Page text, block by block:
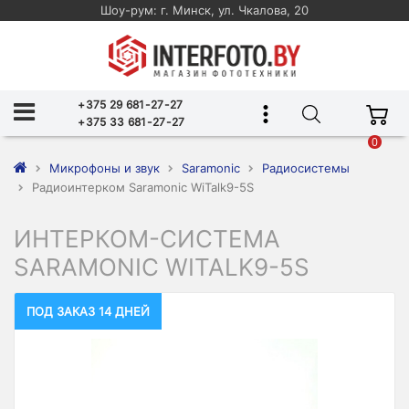
Шоу-рум: г. Минск, ул. Чкалова, 20
+375 29 681-27-27
+375 33 681-27-27
0
Микрофоны и звук Saramonic
Радиосистемы
Радиоинтерком Saramonic WiTalk9-5S
ИНТЕРКОМ-СИСТЕМА
SARAMONIC WITALK9-5S
ПОД ЗАКАЗ 14 ДНЕЙ